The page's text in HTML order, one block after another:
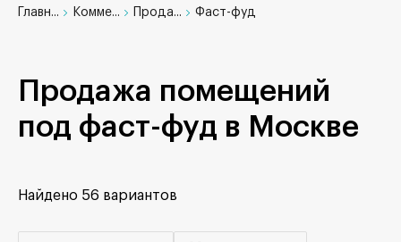
Главн... Комме... Прода... Фаст-фуд
Продажа помещений
под фаст-фуд в Москве
Найдено 56 вариантов